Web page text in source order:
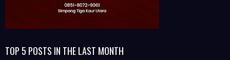
TOP 5 POSTS IN THE LAST MONTH